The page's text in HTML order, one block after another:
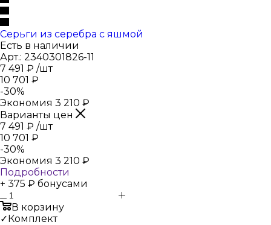
Серьги из серебра с яшмой
Есть в наличии
Арт.: 2340301826-11
7 491 ₽ /шт
10 701 ₽
-30%
Экономия 3 210 ₽
Варианты цен
7 491 ₽ /шт
10 701 ₽
-30%
Экономия 3 210 ₽
Подробности
+ 375 ₽ бонусами
В корзину
✓Комплект